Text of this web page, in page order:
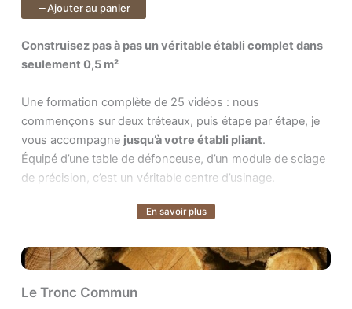
Ajouter au panier
Construisez pas à pas un véritable établi complet dans
Construisez pas à pas un véritable établi complet dans
seulement 0,5 m²
Une formation complète de 25 vidéos : nous
commençons sur deux tréteaux, puis étape par étape, je
vous accompagne jusqu’à votre établi pliant.
Équipé d’une table de défonceuse, d’un module de sciage
de précision, c’est un véritable centre d’usinage.
l’espace de formation pour poser vos questions.
En savoir plus
Le Tronc Commun